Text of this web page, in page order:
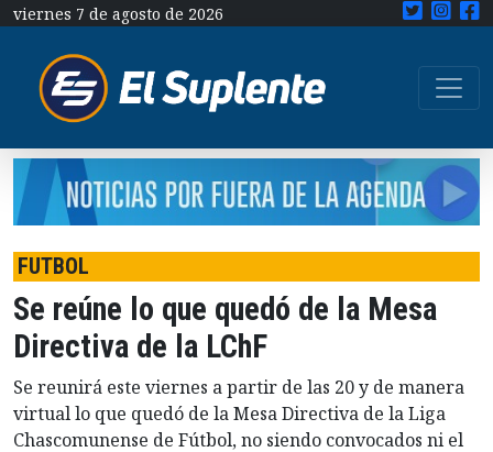
viernes 7 de agosto de 2026
FUTBOL
Se reúne lo que quedó de la Mesa
Directiva de la LChF
Se reunirá este viernes a partir de las 20 y de manera
virtual lo que quedó de la Mesa Directiva de la Liga
Chascomunense de Fútbol, no siendo convocados ni el